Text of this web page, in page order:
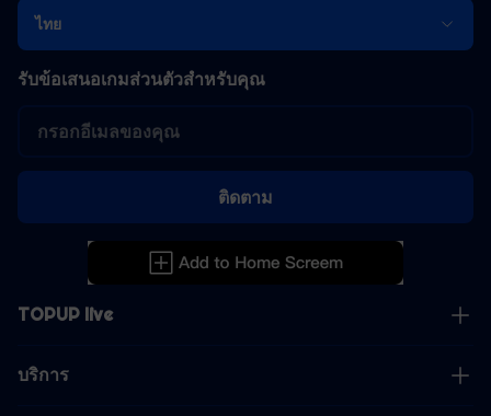
ไทย
TOPUP live
บริการ
รับข้อเสนอเกมส่วนตัวสำหรับคุณ
ติดตาม